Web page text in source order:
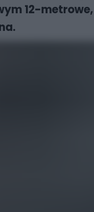
12-